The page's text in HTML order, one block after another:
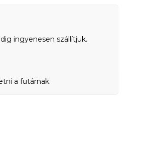
ingyenesen szállítjuk.
a futárnak.